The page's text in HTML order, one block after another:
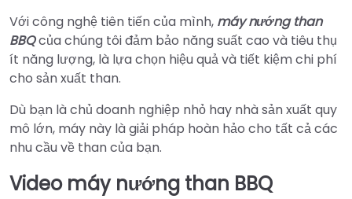
Với công nghệ tiên tiến của mình, máy nướng than
BBQcủa chúng tôi đảm bảo năng suất cao và tiêu thụ
ít năng lượng, là lựa chọn hiệu quả và tiết kiệm chi phí
cho sản xuất than.
Dù bạn là chủ doanh nghiệp nhỏ hay nhà sản xuất quy
mô lớn, máy này là giải pháp hoàn hảo cho tất cả các
nhu cầu về than của bạn.
Video máy nướng than BBQ